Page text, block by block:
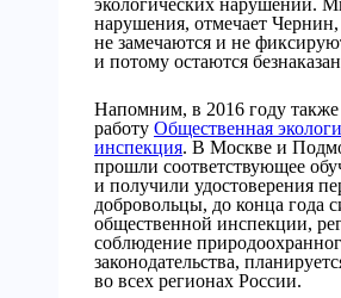
экологических нарушений.
нарушения, отмечает
не замечаются и не
и потому остаются
Напомним, в 2016 году также
работу Общественная
инспекция. В Москве и
прошли соответствующее
и получили удостоверения
добровольцы, до конца года
общественной инспекции,
соблюдение
законодательства,
во всех регионах России.